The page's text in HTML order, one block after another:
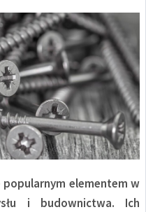
popularnym elementem w
i budownictwa. Ich